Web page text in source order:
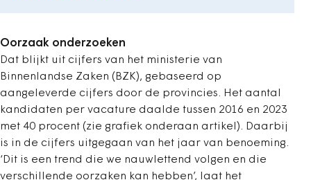
Oorzaak onderzoeken
Dat blijkt uit cijfers van het ministerie van
Binnenlandse Zaken (BZK), gebaseerd op
aangeleverde cijfers door de provincies. Het aantal
kandidaten per vacature daalde tussen 2016 en 2023
met 40 procent (zie grafiek onderaan artikel). Daarbij
is in de cijfers uitgegaan van het jaar van benoeming.
‘Dit is een trend die we nauwlettend volgen en die
verschillende oorzaken kan hebben’, laat het